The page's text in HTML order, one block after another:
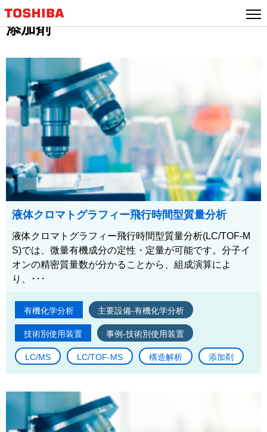
添加剤
液体クロマトグラフィー飛行時間型質量分析
液体クロマトグラフィー飛行時間型質量分析(LC/TOF-M
S)では、微量有機成分の定性・定量が可能です。分子イ
オンの精密質量数が分かることから、組成演算によ
り、･･･
有機化学分析 主要設備-有機化学分析
技術別使用装置 事例-技術別使用装置
LC/MS LC/TOF-MS 構造解析 添加剤